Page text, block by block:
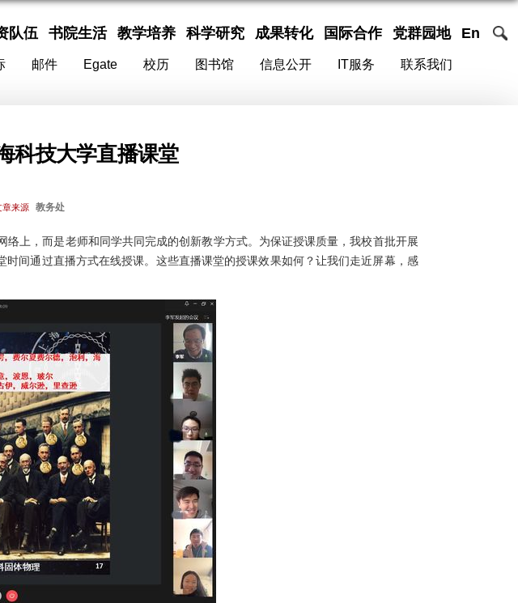
队伍 书院生活 教学培养 科学研究 成果转化 国际合作 党群园地 En
邮件 Egate 校历 图书馆 信息公开 IT服务 联系我们
科技大学直播课堂
章来源 教务处
络上，而是老师和同学共同完成的创新教学方式。为保证授课质量，我校首批开展
间通过直播方式在线授课。这些直播课堂的授课效果如何？让我们走近屏幕，感